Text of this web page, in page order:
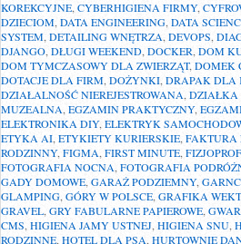
KOREKCYJNE, CYBERHIGIENA FIRMY,
DZIECIOM DATA ENGINEERING, DATA
SYSTEM DETAILING WNĘTRZA, DEVOPS
DJANGO DŁUGI WEEKEND DOCKER DOM
DOM TYMCZASOWY DLA ZWIERZĄT, DOMEK
DOTACJE DLA FIRM, DOŻYNKI DRAPAK DLA
DZIAŁALNOŚĆ NIEREJESTROWANA DZIAŁKA
MUZEALNA, EGZAMIN PRAKTYCZNY,
ELEKTRONIKA DIY, ELEKTRYK
ETYKA AI ETYKIETY KURIERSKIE, FAKTURA
RODZINNY, FIGMA, FIRST MINUTE,
FOTOGRAFIA NOCNA FOTOGRAFIA
GADY DOMOWE GARAŻ PODZIEMNY,
GLAMPING, GÓRY W POLSCE GRAFIKA
GRAVEL, GRY FABULARNE PAPIEROWE
CMS HIGIENA JAMY USTNEJ HIGIENA SNU
RODZINNE HOTEL DLA PSA, HURTOWNIE